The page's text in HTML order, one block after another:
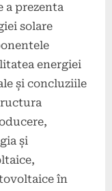
a prezenta
solare
energiei
și concluziile
și
în